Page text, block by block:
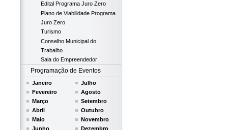
Edital Programa Juro Zero
Plano de Viabilidade Programa
Juro Zero
Turismo
Conselho Municipal do
Trabalho
Sala do Empreendedor
Programação de Eventos
Janeiro
Fevereiro
Março
Abril
Maio
Junho
Julho
Agosto
Setembro
Outubro
Novembro
Dezembro